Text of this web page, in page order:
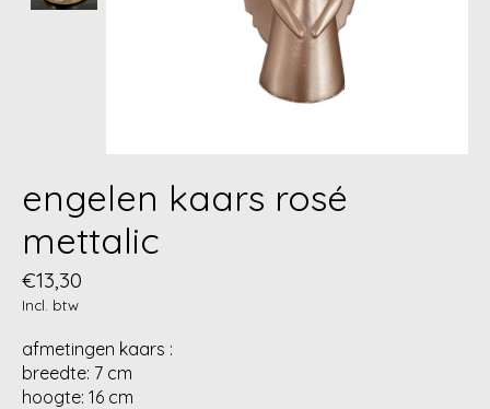
engelen kaars rosé
mettalic
€13,30
Incl. btw
afmetingen kaars :
breedte: 7 cm
hoogte: 16 cm